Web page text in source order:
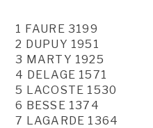
1 FAURE 3199
2 DUPUY 1951
3 MARTY 1925
4 DELAGE 1571
5 LACOSTE 1530
6 BESSE 1374
7 LAGARDE 1364